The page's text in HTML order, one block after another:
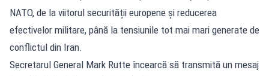
NATO, de la viitorul securității europene și reducerea
efectivelor militare, până la tensiunile tot mai mari generate de
conflictul din Iran.
Secretarul General Mark Rutte încearcă să transmită un mesaj